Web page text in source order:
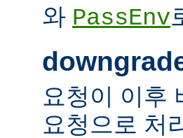
와 PassEnv
요청이 이후
요청으로 처